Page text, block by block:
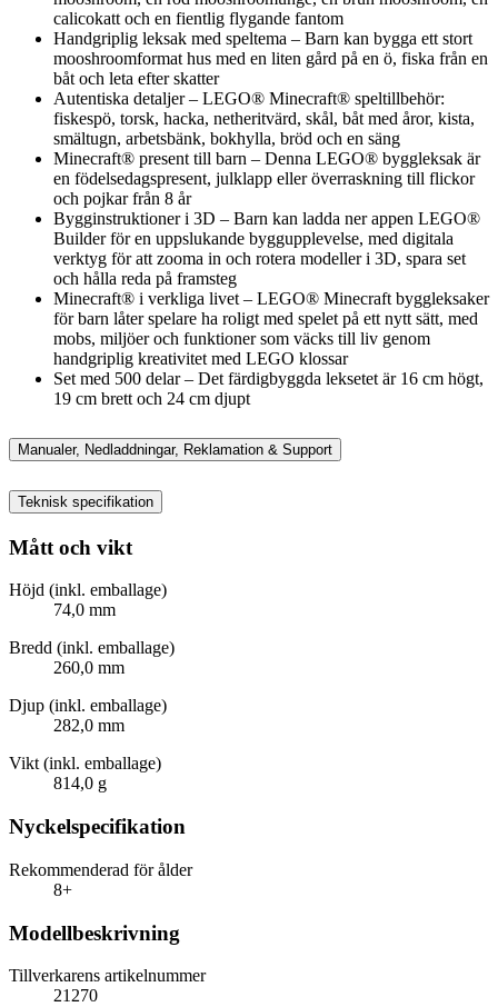
calicokatt och en fientlig flygande fantom
Handgriplig leksak med speltema – Barn kan bygga ett stort
mooshroomformat hus med en liten gård på en ö, fiska från en
båt och leta efter skatter
Autentiska detaljer – LEGO® Minecraft® speltillbehör:
fiskespö, torsk, hacka, netheritvärd, skål, båt med åror, kista,
smältugn, arbetsbänk, bokhylla, bröd och en säng
Minecraft® present till barn – Denna LEGO® byggleksak är
en födelsedagspresent, julklapp eller överraskning till flickor
och pojkar från 8 år
Bygginstruktioner i 3D – Barn kan ladda ner appen LEGO®
Builder för en uppslukande byggupplevelse, med digitala
verktyg för att zooma in och rotera modeller i 3D, spara set
och hålla reda på framsteg
Minecraft® i verkliga livet – LEGO® Minecraft byggleksaker
för barn låter spelare ha roligt med spelet på ett nytt sätt, med
mobs, miljöer och funktioner som väcks till liv genom
handgriplig kreativitet med LEGO klossar
Set med 500 delar – Det färdigbyggda leksetet är 16 cm högt,
19 cm brett och 24 cm djupt
Manualer, Nedladdningar, Reklamation & Support
Teknisk specifikation
Mått och vikt
Höjd (inkl. emballage)
74,0 mm
Bredd (inkl. emballage)
260,0 mm
Djup (inkl. emballage)
282,0 mm
Vikt (inkl. emballage)
814,0 g
Nyckelspecifikation
Rekommenderad för ålder
8+
Modellbeskrivning
Tillverkarens artikelnummer
21270